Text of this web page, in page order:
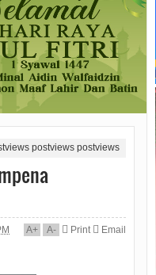
postviewspostviews
A+ A- Print
Email